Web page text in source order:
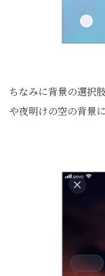
ちなみに背景の選択
や夜明けの空の背景